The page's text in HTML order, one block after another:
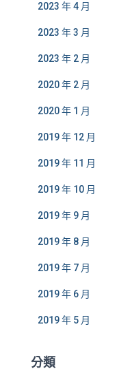
2023 年 4 月
2023 年 3 月
2023 年 2 月
2020 年 2 月
2020 年 1 月
2019 年 12 月
2019 年 11 月
2019 年 10 月
2019 年 9 月
2019 年 8 月
2019 年 7 月
2019 年 6 月
2019 年 5 月
分類